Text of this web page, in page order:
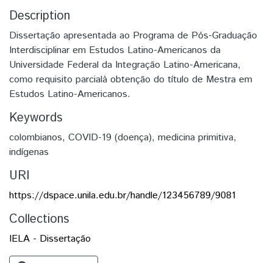
Description
Dissertação apresentada ao Programa de Pós-Graduação
Interdisciplinar em Estudos Latino-Americanos da
Universidade Federal da Integração Latino-Americana,
como requisito parcialà obtenção do título de Mestra em
Estudos Latino-Americanos.
Keywords
colombianos, COVID-19 (doença), medicina primitiva,
indígenas
URI
https://dspace.unila.edu.br/handle/123456789/9081
Collections
IELA - Dissertação